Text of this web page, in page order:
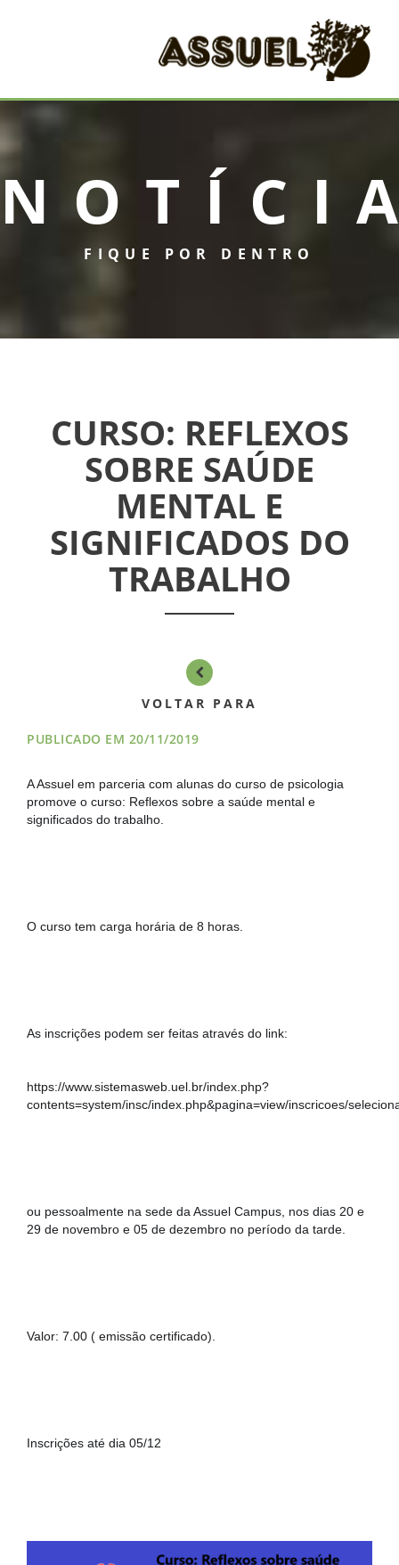
CONVÊNIOS
INFORMATIVOS
ASSEMBLÉIAS
PROGRAMA
CONTATO
FIQUE POR DENTRO
CURSO: REFLEXOS
SOBRE SAÚDE
MENTAL E
SIGNIFICADOS DO
TRABALHO
VOLTAR PARA
PUBLICADO EM 20/11/2019
A Assuel em parceria com alunas do curso de psicologia
promove o curso: Reflexos sobre a saúde mental e
significados do trabalho.
O curso tem carga horária de 8 horas.
As inscrições podem ser feitas através do link:
https://www.sistemasweb.uel.br/index.php?
contents=system/insc/index.php&pagina=view/inscricoes/
ou pessoalmente na sede da Assuel Campus, nos dias 20 e
29 de novembro e 05 de dezembro no período da tarde.
Valor: 7.00 ( emissão certificado).
Inscrições até dia 05/12